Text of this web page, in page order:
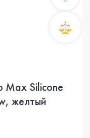
Max Silicone
желтый